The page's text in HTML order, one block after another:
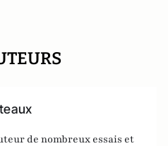
de nombreux essais et